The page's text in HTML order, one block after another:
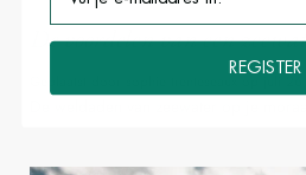
De voordelen van een
REGISTER